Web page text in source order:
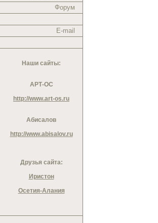
Форум
E-mail
Наши сайты:
АРТ-ОС
http://www.art-os.ru
Абисалов
http://www.abisalov.ru
Друзья сайта:
Иристон
Осетия-Алания